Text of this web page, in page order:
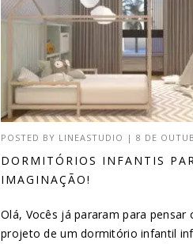
POSTED BY LINEASTUDIO |8 DE
DORMITÓRIOS INFANTIS
IMAGINAÇÃO!
Olá, Vocês já pararam para pensar
projeto de um dormitório infantil